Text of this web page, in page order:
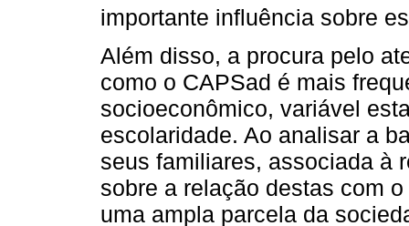
importante influência sobre
Além disso, a procura pelo
como o CAPSad é mais
socioeconômico, variável
escolaridade. Ao analisar a
seus familiares, associada à
sobre a relação destas com
uma ampla parcela da